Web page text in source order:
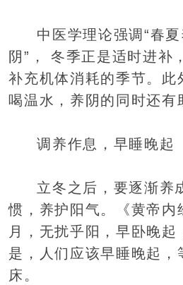
中医学理论强调“春
阴”， 冬季正是适时进补
补充机体消耗的季节。此
喝温水，养阴的同时还有
调养作息，早睡晚起
立冬之后，要逐渐养
惯，养护阳气。《黄帝内
月，无扰乎阳，早卧晚起
是，人们应该早睡晚起，
床。